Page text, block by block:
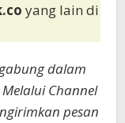
yang lain di
dalam
Channel
pesan